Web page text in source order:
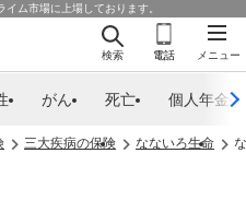
ム市場に上場しております。
メニュー
検索 電話
がん 死亡 個人年金
三大疾病の保険 なないろ生命